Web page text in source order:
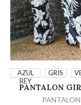
OPCIONES
AZUL
REY
GRIS
PANTALON
PANTALON